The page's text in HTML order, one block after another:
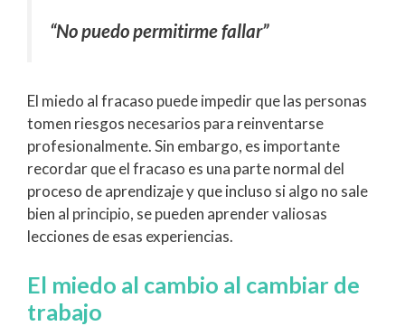
“No puedo permitirme fallar”
El miedo al fracaso puede impedir que las personas
tomen riesgos necesarios para reinventarse
profesionalmente. Sin embargo, es importante
recordar que el fracaso es una parte normal del
proceso de aprendizaje y que incluso si algo no sale
bien al principio, se pueden aprender valiosas
lecciones de esas experiencias.
El miedo al cambio al cambiar de
trabajo